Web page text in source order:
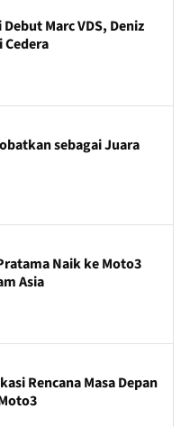
Marc VDS, Deniz
sebagai Juara
Naik ke Moto3
Asia
Rencana Masa Depan